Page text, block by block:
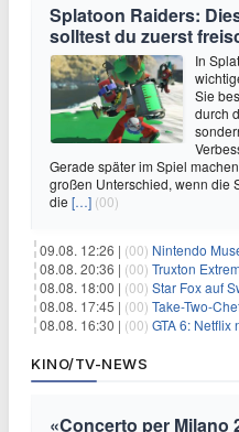
Splatoon Raiders:
solltest du zuerst
In
Sie
durch
Gerade später im Spiel
großen Unterschied, wenn die
die […] (00)
09.08. 12:26 | (00) Nintendo
08.08. 20:36 | (00) Truxton Extreme im
08.08. 18:00 | (00) Star Fox auf
08.08. 17:45 | (00) Take-Two-Chef
08.08. 16:30 | (00) GTA 6: Netflix nennt
KINO/TV-NEWS
«Concerto per Milano